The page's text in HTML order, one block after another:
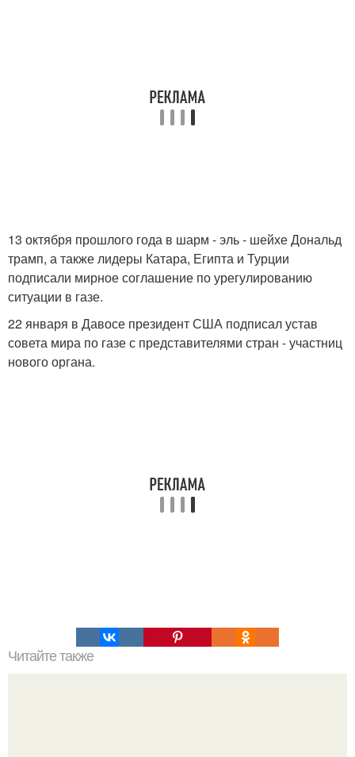
13 октября прошлого года в шарм - эль - шейхе Дональд
трамп, а также лидеры Катара, Египта и Турции
подписали мирное соглашение по урегулированию
ситуации в газе.
22 января в Давосе президент США подписал устав
совета мира по газе с представителями стран - участниц
нового органа.
Читайте также